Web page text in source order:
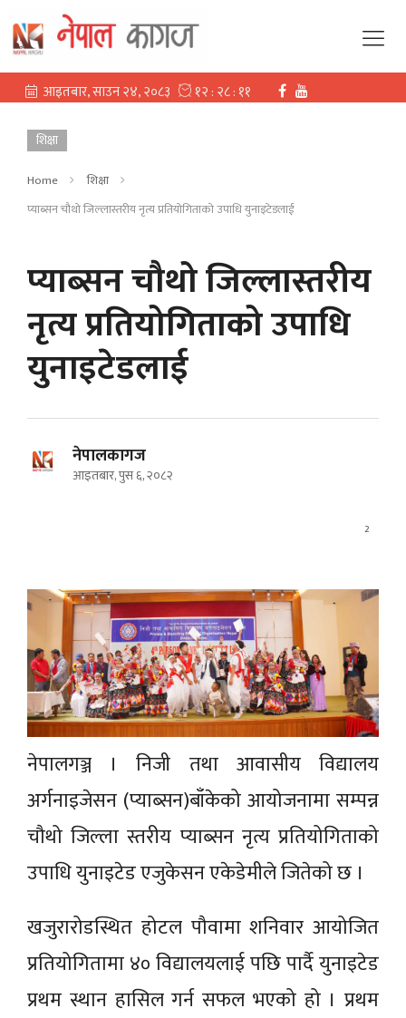
शिक्षा
Home
शिक्षा
प्याब्सन चौथो जिल्लास्तरीय नृत्य प्रतियोगिताको उपाधि युनाइटेडलाई
प्याब्सन चौथो जिल्लास्तरीय
नृत्य प्रतियोगिताको उपाधि
युनाइटेडलाई
नेपालकागज
आइतबार, पुस ६, २०८२
2
नेपालगञ्ज । निजी तथा आवासीय विद्यालय
अर्गनाइजेसन (प्याब्सन)बाँकेको आयोजनामा सम्पन्न
चौथो जिल्ला स्तरीय प्याब्सन नृत्य प्रतियोगिताको
उपाधि युनाइटेड एजुकेसन एकेडेमीले जितेको छ ।
खजुरारोडस्थित होटल पौवामा शनिवार आयोजित
प्रतियोगितामा ४० विद्यालयलाई पछि पार्दै युनाइटेड
प्रथम स्थान हासिल गर्न सफल भएको हो । प्रथम